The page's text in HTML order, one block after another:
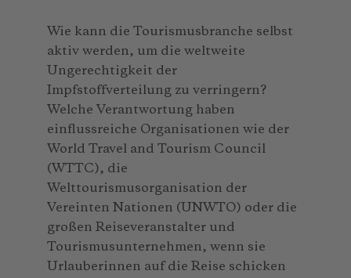
Wie kann die Tourismusbranche selbst
aktiv werden, um die weltweite
Ungerechtigkeit der
Impfstoffverteilung zu verringern?
Welche Verantwortung haben
einflussreiche Organisationen wie der
World Travel and Tourism Council
(WTTC), die
Welttourismusorganisation der
Vereinten Nationen (UNWTO) oder die
großen Reiseveranstalter und
Tourismusunternehmen, wenn sie
Urlauberinnen auf die Reise schicken